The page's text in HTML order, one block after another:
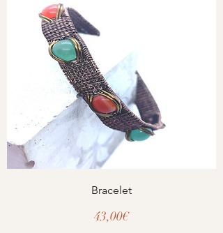
Bracelet
43,00€Prix